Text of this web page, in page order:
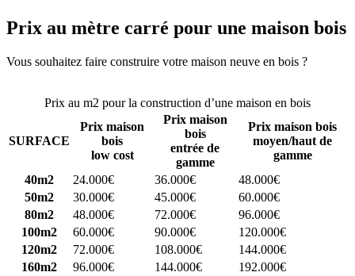
Prix au mètre carré pour une maison bois
Vous souhaitez faire construire votre maison neuve en bois ?
Prix au m2 pour la construction d’une maison en bois
SURFACE
Prix maison
bois
low cost
Prix maison
bois
entrée de
gamme
Prix maison bois
moyen/haut de
gamme
40m2
24.000€ 36.000€
48.000€
50m2
30.000€ 45.000€
60.000€
80m2
48.000€ 72.000€
96.000€
100m2
60.000€ 90.000€
120.000€
120m2
72.000€ 108.000€
144.000€
160m2
96.000€ 144.000€
192.000€